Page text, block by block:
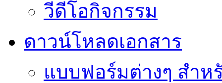
วีดีโอกิจกรรม
ดาวน์โหลดเอกสาร
แบบฟอร์มต่างๆ สำห